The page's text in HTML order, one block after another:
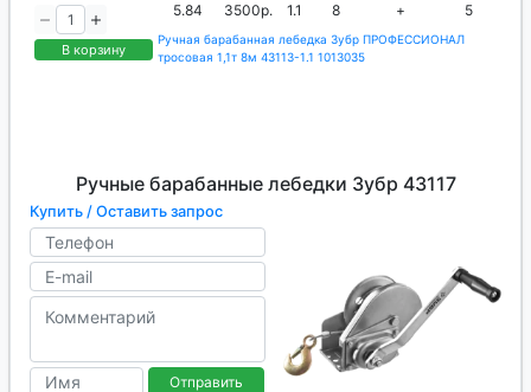
В корзину
5.84 3500р. 1.1 8 + 5
Ручная барабанная лебедка Зубр ПРОФЕССИОНАЛ
тросовая 1,1т 8м 43113-1.1 1013035
Ручные барабанные лебедки Зубр 43117
Купить / Оставить запрос
Отправить